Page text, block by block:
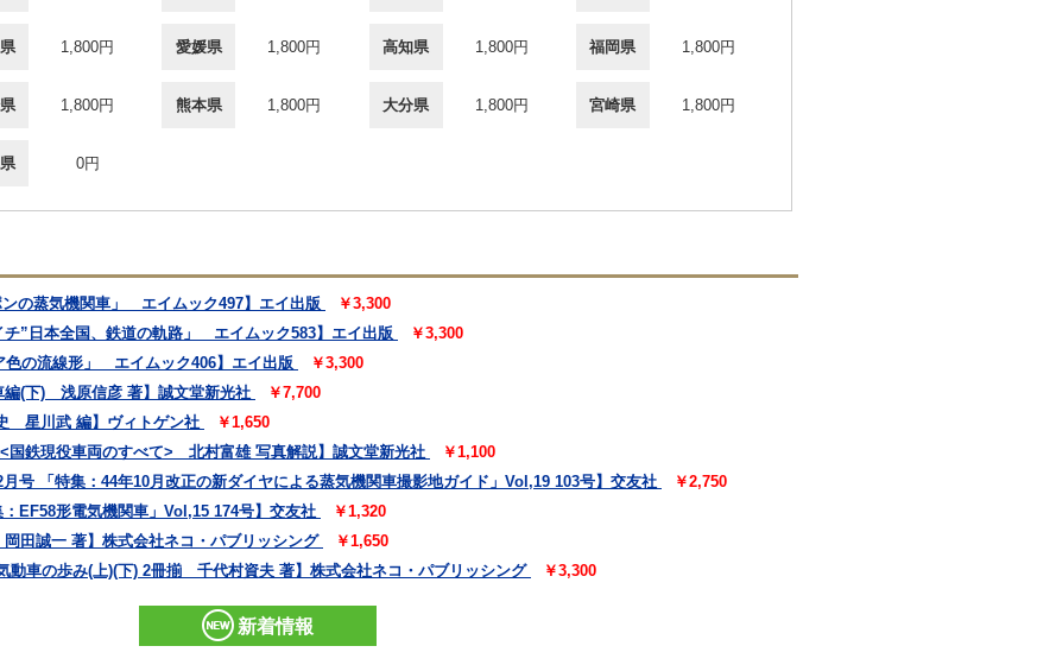
1,800円 愛媛県 1,800円 高知県 1,800円 福岡県 1,800円
1,800円 熊本県 1,800円 大分県 1,800円 宮崎県 1,800円
0円
の蒸気機関車」 エイムック497】エイ出版
￥3,300
”日本全国、鉄道の軌路」 エイムック583】エイ出版
￥3,300
色の流線形」 エイムック406】エイ出版
￥3,300
編(下) 浅原信彦 著】誠文堂新光社
￥7,700
星川武 編】ヴィトゲン社
￥1,650
国鉄現役車両のすべて> 北村富雄 写真解説】誠文堂新光社
￥1,100
号 「特集：44年10月改正の新ダイヤによる蒸気機関車撮影地ガイド」Vol,19 103号】交友社
￥2,750
EF58形電気機関車」Vol,15 174号】交友社
￥1,320
田誠一 著】株式会社ネコ・パブリッシング
￥1,650
動車の歩み(上)(下) 2冊揃 千代村資夫 著】株式会社ネコ・パブリッシング
￥3,300
新着情報